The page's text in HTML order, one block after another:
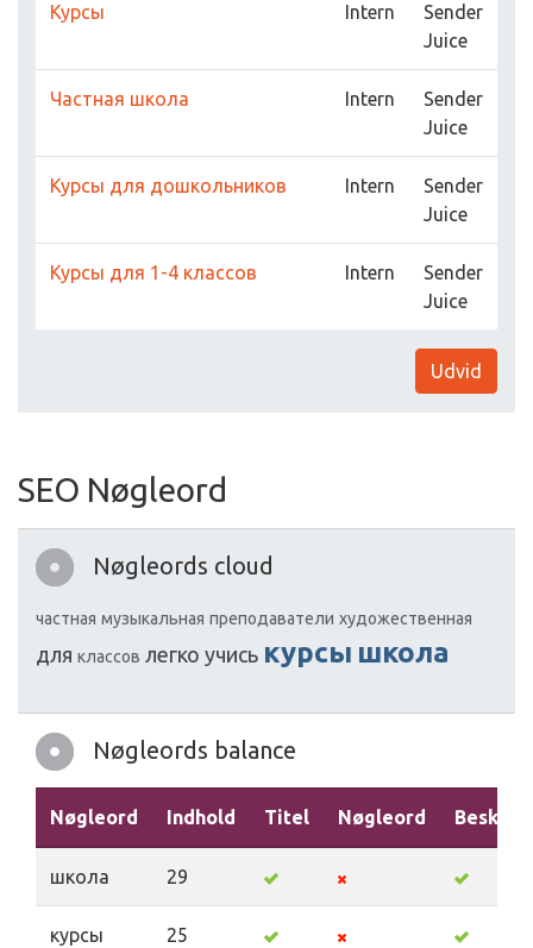
Курсы Intern
Sender
Juice
Частная школа Intern
Sender
Juice
Курсы для дошкольников Intern
Sender
Juice
Курсы для 1-4 классов Intern
Sender
Juice
Udvid
SEO Nøgleord
Nøgleords cloud
частная музыкальная преподаватели художественная
для классов легко учись курсы школа
Nøgleords balance
Nøgleord Indhold Titel Nøgleord
школа 29
курсы 25